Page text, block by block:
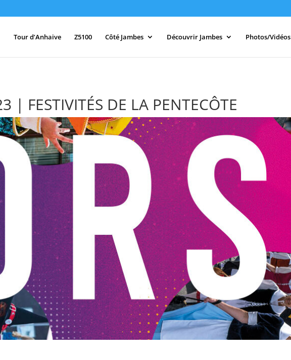
Tour d’Anhaive Z5100 Côté Jambes Découvrir Jambes Photos/Vidéos
| FESTIVITÉS DE LA PENTECÔTE